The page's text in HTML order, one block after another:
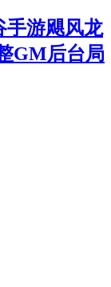
手游飓风龙
GM后台局